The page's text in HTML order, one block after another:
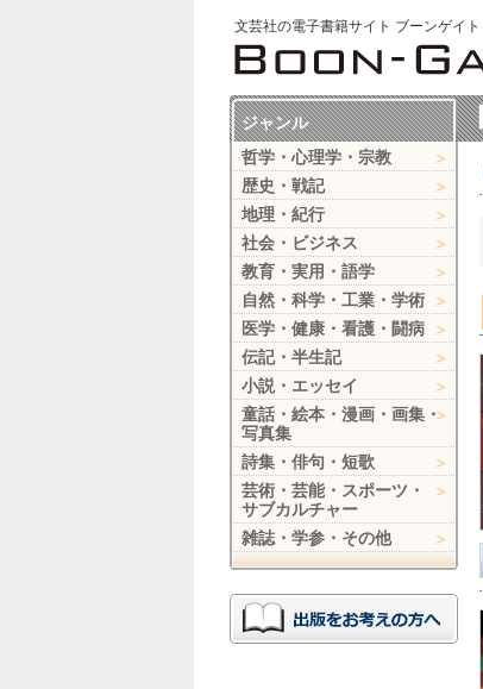
文芸社の電子書籍サイト ブーンゲイト
ジャンル
哲学・心理学・宗教
歴史・戦記
地理・紀行
社会・ビジネス
教育・実用・語学
自然・科学・工業・学術
医学・健康・看護・闘病
伝記・半生記
小説・エッセイ
童話・絵本・漫画・画集・
写真集
詩集・俳句・短歌
芸術・芸能・スポーツ・
サブカルチャー
雑誌・学参・その他